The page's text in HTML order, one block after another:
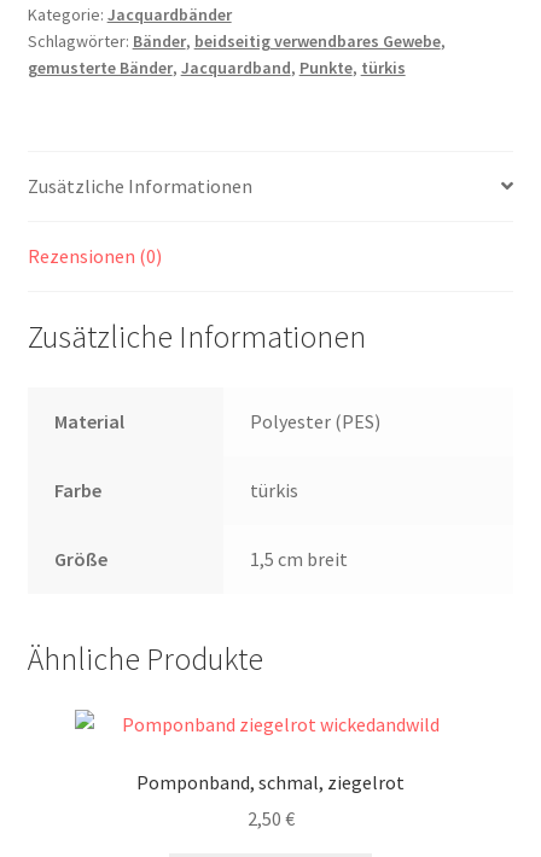
türkis
Menge
Kategorie: Jacquardbänder
Schlagwörter: Bänder, beidseitig verwendbares Gewebe,
gemusterte Bänder, Jacquardband, Punkte, türkis
Zusätzliche Informationen
Rezensionen (0)
Zusätzliche Informationen
Material Polyester (PES)
Farbe türkis
Größe 1,5 cm breit
Ähnliche Produkte
Pomponband, schmal, ziegelrot
2,50 €